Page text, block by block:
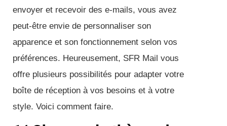
envoyer et recevoir des e-mails, vous avez
peut-être envie de personnaliser son
apparence et son fonctionnement selon vos
préférences. Heureusement, SFR Mail vous
offre plusieurs possibilités pour adapter votre
boîte de réception à vos besoins et à votre
style. Voici comment faire.